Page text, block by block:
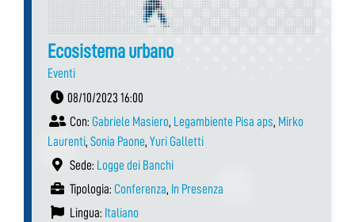
Ecosistema urbano
Eventi
08/10/2023 16:00
Con: Gabriele Masiero, Legambiente Pisa aps, Mirko
Laurenti, Sonia Paone, Yuri Galletti
Sede: Logge dei Banchi
Tipologia: Conferenza, In Presenza
Lingua: Italiano